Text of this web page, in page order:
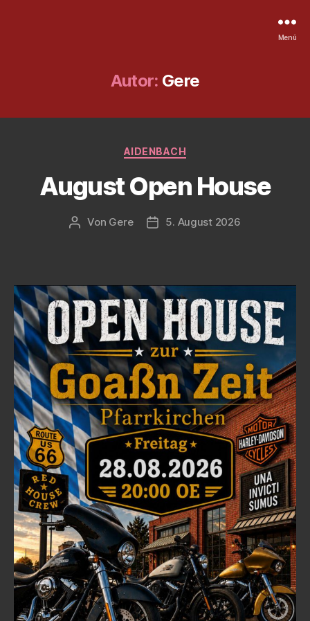
Menü
Autor: Gere
Kategorien
AIDENBACH
August Open House
Beitragsautor
Von Gere Veröffentlichungsdatum
5. August 2026